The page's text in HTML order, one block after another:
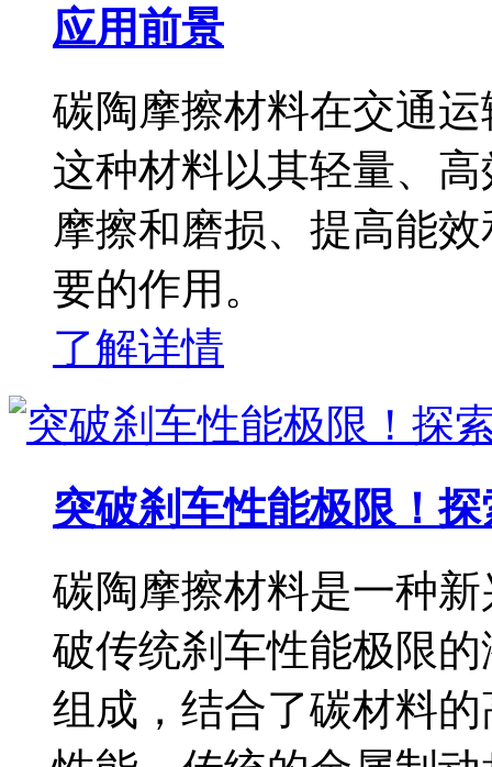
应用前景
碳陶摩擦材料在交通
这种材料以其轻量、
摩擦和磨损、提高能
要的作用。
了解详情
突破刹车性能极限！
碳陶摩擦材料是一种
破传统刹车性能极限
组成，结合了碳材料